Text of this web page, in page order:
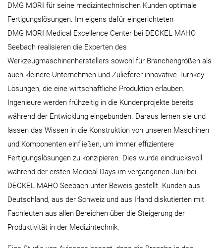
DMG MORI für seine medizintechnischen Kunden optimale
Fertigungslösungen. Im eigens dafür eingerichteten
DMG MORI Medical Excellence Center bei DECKEL MAHO
Seebach realisieren die Experten des
Werkzeugmaschinenherstellers sowohl für Branchengrößen als
auch kleinere Unternehmen und Zulieferer innovative Turnkey-
Lösungen, die eine wirtschaftliche Produktion erlauben.
Ingenieure werden frühzeitig in die Kundenprojekte bereits
während der Entwicklung eingebunden. Daraus lernen sie und
lassen das Wissen in die Konstruktion von unseren Maschinen
und Komponenten einfließen, um immer effizientere
Fertigungslösungen zu konzipieren. Dies wurde eindrucksvoll
während der ersten Medical Days im vergangenen Juni bei
DECKEL MAHO Seebach unter Beweis gestellt. Kunden aus
Deutschland, aus der Schweiz und aus Irland diskutierten mit
Fachleuten aus allen Bereichen über die Steigerung der
Produktivität in der Medizintechnik.